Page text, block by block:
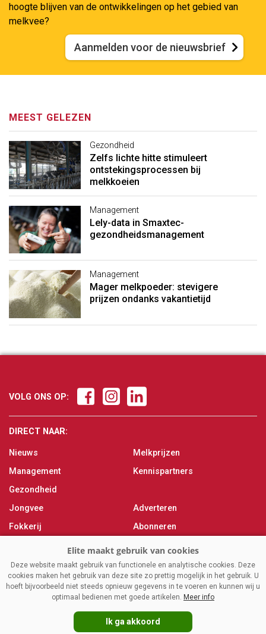
hoogte blijven van de ontwikkelingen op het gebied van
melkvee?
Aanmelden voor de nieuwsbrief
MEEST GELEZEN
Gezondheid
Zelfs lichte hitte stimuleert
ontstekingsprocessen bij
melkkoeien
Management
Lely-data in Smaxtec-
gezondheidsmanagement
Management
Mager melkpoeder: stevigere
prijzen ondanks vakantietijd
VOLG ONS OP:
DIRECT NAAR:
Nieuws
Management
Gezondheid
Jongvee
Fokkerij
Melken
Magazine
Melkprijzen
Kennispartners
Adverteren
Abonneren
Over ons
Contact
VAKBLADELITE.NL|DISCLAIMER|PRIVACY
Deze website maakt gebruik van functionele en analytische cookies. Deze
cookies maken het gebruik van deze site zo prettig mogelijk in het gebruik. U
hoeft bijvoorbeeld niet steeds opnieuw gegevens in te voeren en kunnen wij u
optimaal bedienen met goede artikelen. Meer info
Ik ga akkoord